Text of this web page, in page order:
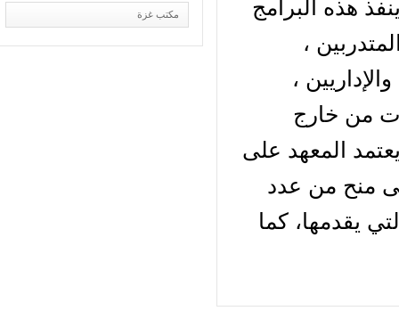
هذه البرامج
،
،
من خارج
المعهد على
منح من عدد
يقدمها، كما
مكتب غزة